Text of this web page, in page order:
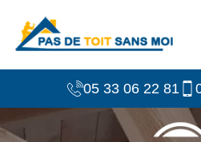
05 33 06 22 81